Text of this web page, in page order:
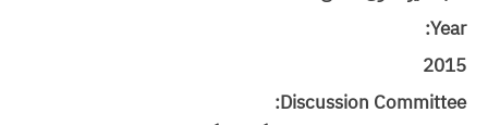
Year:
2015
Discussion Committee: